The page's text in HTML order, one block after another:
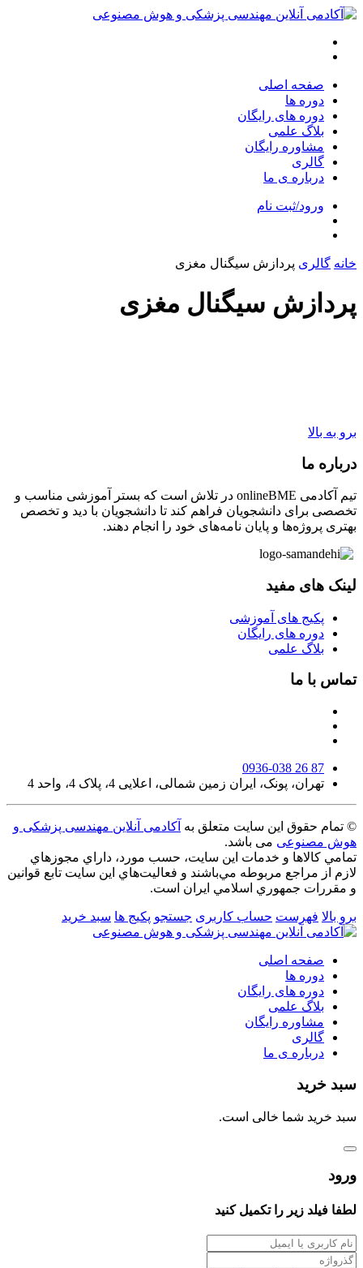
صفحه اصلی
دوره ها
دوره های رایگان
بلاگ علمی
مشاوره رایگان
گالری
درباره ی ما
ورود/ثبت نام
خانه گالری پردازش سیگنال مغزی
پردازش سیگنال مغزی
برو به بالا
درباره ما
تیم آکادمی onlineBME در تلاش است که بستر آموزشی مناسب و
تخصصی برای دانشجویان فراهم کند تا دانشجویان با دید و تخصص
بهتری پروژه‌ها و پایان نامه‌های خود را انجام دهند.
لینک های مفید
پکیج های آموزشی
دوره های رایگان
بلاگ علمی
تماس با ما
0936-038 26 87
تهران، پونک، ایران زمین شمالی، اعلایی 4، پلاک 4، واحد 4
© تمام حقوق این سایت متعلق به آکادمی آنلاین مهندسی پزشکی و
هوش مصنوعی می باشد.
تمامي كالاها و خدمات اين سایت، حسب مورد، داراي مجوزهاي
لازم از مراجع مربوطه مي‌باشند و فعاليت‌هاي اين سايت تابع قوانين
و مقررات جمهوري اسلامي ايران است.
برو بالا فهرست حساب کاربری جستجو پکیج ها سبد خرید
صفحه اصلی
دوره ها
دوره های رایگان
بلاگ علمی
مشاوره رایگان
گالری
درباره ی ما
سبد خرید
سبد خرید شما خالی است.
ورود
لطفا فیلد زیر را تکمیل کنید